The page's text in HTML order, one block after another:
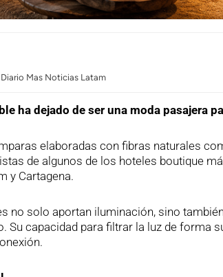
Mas Noticias Latam
ha dejado de ser una moda pasajera
elaboradas con fibras naturales
de algunos de los hoteles boutique
y Cartagena.
no solo aportan iluminación, sino
Su capacidad para filtrar la luz de forma